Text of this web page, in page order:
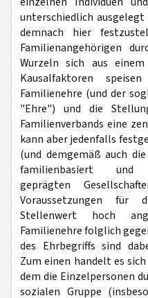
unterschiedlich ausgelegt
demnach hier
Familienangehörigen
Wurzeln sich aus
Kausalfaktoren
Familienehre (und der
"Ehre") und die
Familienverbands eine
kann aber jedenfalls
(und demgemäß auch
familienbasiert und
geprägten
Voraussetzungen
Stellenwert hoch
Familienehre folglich
des Ehrbegriffs sind
Zum einen handelt es
dem die Einzelpersonen
sozialen Gruppe